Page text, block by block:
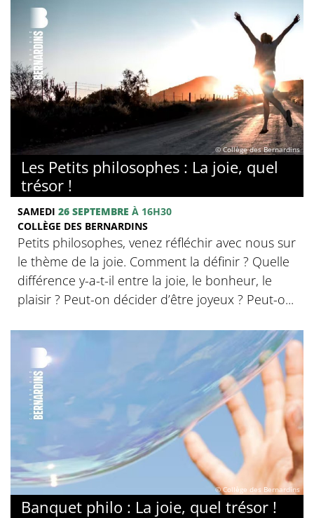
© Collège des Bernardins
Les Petits philosophes : La joie, quel
trésor !
SAMEDI 26 SEPTEMBRE À 16H30
COLLÈGE DES BERNARDINS
Petits philosophes, venez réfléchir avec nous sur
le thème de la joie. Comment la définir ? Quelle
différence y-a-t-il entre la joie, le bonheur, le
plaisir ? Peut-on décider d’être joyeux ? Peut-o...
© Collège des Bernardins
Banquet philo : La joie, quel trésor !